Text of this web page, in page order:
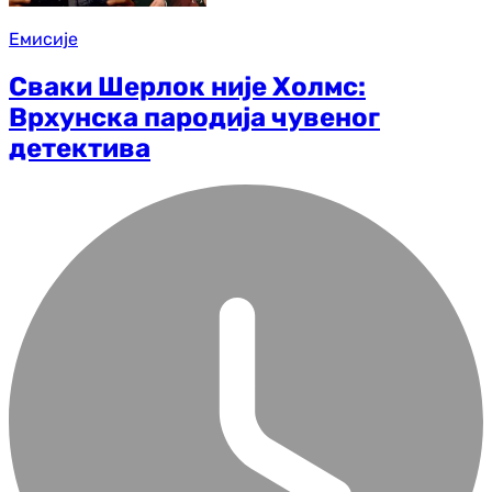
Емисије
Сваки Шерлок није Холмс:
Врхунска пародија чувеног
детектива